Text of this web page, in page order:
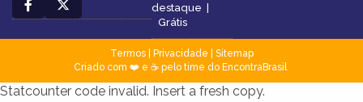
destaque |
Grátis
Termos| Privacidade
Sitemap
Criado com ❤️ e ☕ pelo time do EncontraBrasil
Statcounter code invalid. Insert a fresh copy.